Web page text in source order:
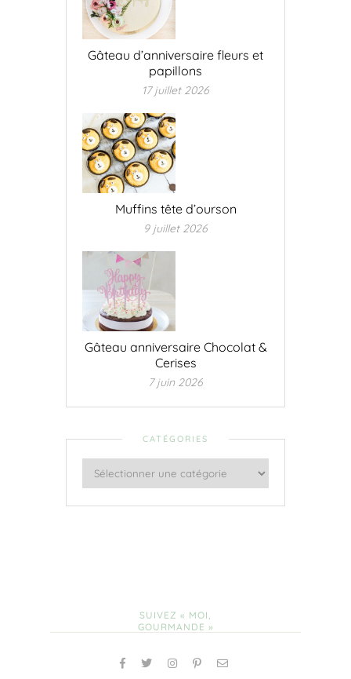
Gâteau d’anniversaire fleurs et
papillons
17 juillet 2026
Muffins tête d’ourson
9 juillet 2026
Gâteau anniversaire Chocolat &
Cerises
7 juin 2026
CATÉGORIES
SUIVEZ « MOI,
GOURMANDE »